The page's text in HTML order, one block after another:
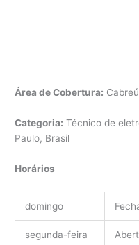
Área de Cobertura:
Categoria: Técnico de
Paulo, Brasil
Horários
domingo
segunda-feira